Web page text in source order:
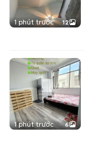
1 phút trước 12
1 phút trước 6